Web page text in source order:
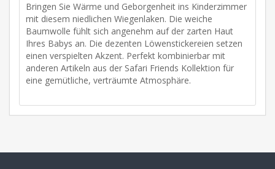
Bringen Sie Wärme und Geborgenheit ins Kinderzimmer
mit diesem niedlichen Wiegenlaken. Die weiche
Baumwolle fühlt sich angenehm auf der zarten Haut
Ihres Babys an. Die dezenten Löwenstickereien setzen
einen verspielten Akzent. Perfekt kombinierbar mit
anderen Artikeln aus der Safari Friends Kollektion für
eine gemütliche, verträumte Atmosphäre.